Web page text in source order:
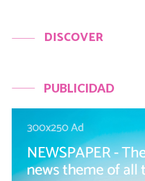
DISCOVER
PUBLICIDAD